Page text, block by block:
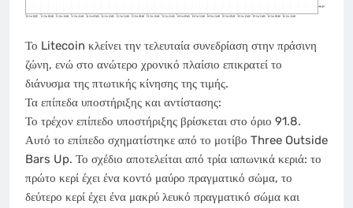
Το Litecoin κλείνει την τελευταία συνεδρίαση στην πράσινη
ζώνη, ενώ στο ανώτερο χρονικό πλαίσιο επικρατεί το
διάνυσμα της πτωτικής κίνησης της τιμής.
Τα επίπεδα υποστήριξης και αντίστασης:
Το τρέχον επίπεδο υποστήριξης βρίσκεται στο όριο 91.8.
Αυτό το επίπεδο σχηματίστηκε από το μοτίβο Three Outside
Bars Up. Το σχέδιο αποτελείται από τρία ιαπωνικά κεριά: το
πρώτο κερί έχει ένα κοντό μαύρο πραγματικό σώμα, το
δεύτερο κερί έχει ένα μακρύ λευκό πραγματικό σώμα και